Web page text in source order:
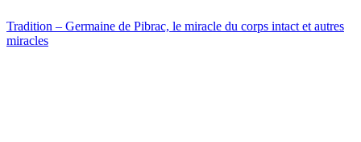
Tradition – Germaine de Pibrac, le miracle du corps intact et autres
miracles